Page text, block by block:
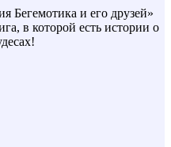
Бегемотика и его друзей»
в которой есть истории о